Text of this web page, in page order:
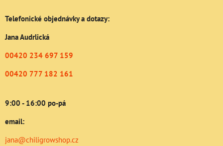
Telefonické objednávky a dotazy:
Jana Audrlická
00420 234 697 159
00420 777 182 161
9:00 - 16:00 po-pá
email:
jana@chiligrowshop.cz